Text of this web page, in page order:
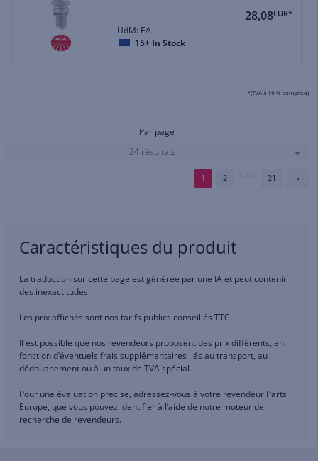
28,08EUR*
UdM: EA
15+ In Stock
*(TVA à 19 % comprise)
Par page
24 résultats
1 2 21
Caractéristiques du produit
La traduction sur cette page est générée par une IA et peut contenir
des inexactitudes.
Les prix affichés sont nos tarifs publics conseillés TTC.
Il est possible que nos revendeurs proposent des prix différents, en
fonction d’éventuels frais supplémentaires liés au transport, au
dédouanement ou à un taux de TVA spécial.
Pour une évaluation précise, adressez-vous à votre revendeur Parts
Europe, que vous pouvez identifier à l’aide de notre moteur de
recherche de revendeurs.